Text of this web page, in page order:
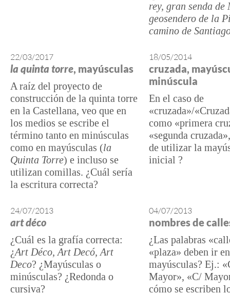
rey, gran senda de
geosendero de la
camino de
22/03/2017
la quinta torre, mayúsculas
A raíz del proyecto de
construcción de la quinta torre
en la Castellana, veo que en
los medios se escribe el
término tanto en minúsculas
como en mayúsculas (la
Quinta Torre) e incluso se
utilizan comillas. ¿Cuál sería
la escritura correcta?
18/05/2014
cruzada,
minúscula
En el caso de
«cruzada»/
como «primera
«segunda
de utilizar la
inicial ?
24/07/2013
art déco
¿Cuál es la grafía correcta:
¿Art Déco, Art Decó, Art
Deco? ¿Mayúsculas o
minúsculas? ¿Redonda o
cursiva?
04/07/2013
nombres de
¿Las palabras
«plaza» deben ir en
mayúsculas? Ej.:
Mayor», «C/
cómo se escriben